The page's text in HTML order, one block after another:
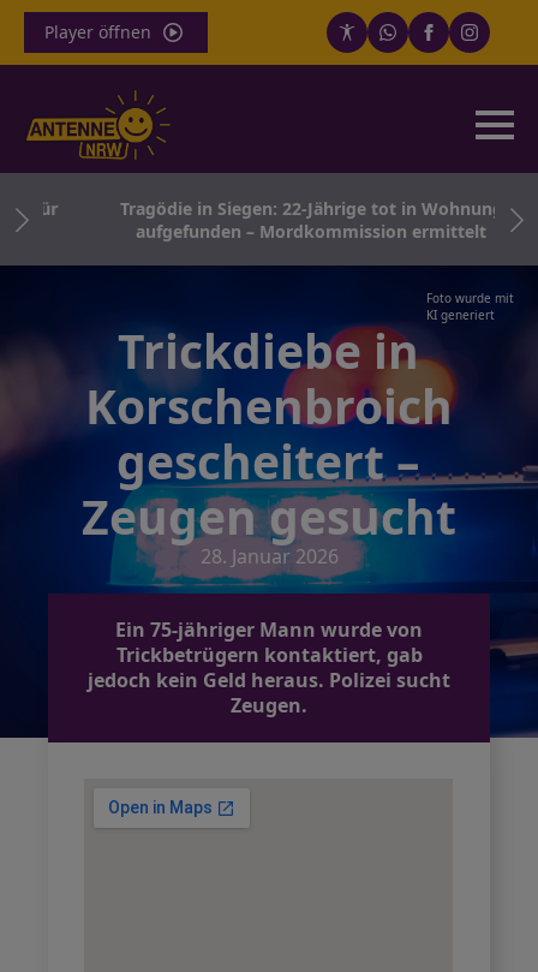
Player öffnen
für
Tragödie in Siegen: 22-Jährige tot in Wohnung
aufgefunden – Mordkommission ermittelt
Foto wurde mit
KI generiert
Trickdiebe in
Korschenbroich
gescheitert –
Zeugen gesucht
28. Januar 2026
Ein 75-jähriger Mann wurde von
Trickbetrügern kontaktiert, gab
jedoch kein Geld heraus. Polizei sucht
Zeugen.